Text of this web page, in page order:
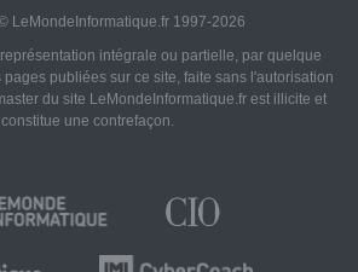
LeMondeInformatique.fr 1997-2026
intégrale ou partielle, par quelque
publiées sur ce site, faite sans l'autorisation
du site LeMondeInformatique.fr est illicite et
constitue une contrefaçon.